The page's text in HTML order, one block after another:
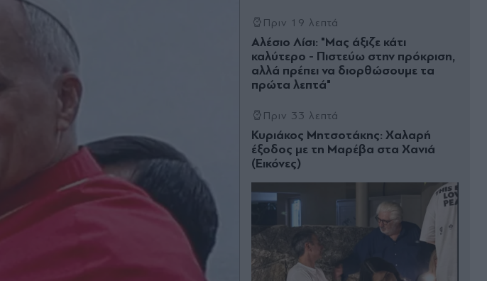
Πριν 19 λεπτά
Αλέσιο Λίσι: "Μας άξιζε κάτι
καλύτερο - Πιστεύω στην πρόκριση,
αλλά πρέπει να διορθώσουμε τα
πρώτα λεπτά"
Πριν 33 λεπτά
Κυριάκος Μητσοτάκης: Χαλαρή
έξοδος με τη Μαρέβα στα Χανιά
(Εικόνες)